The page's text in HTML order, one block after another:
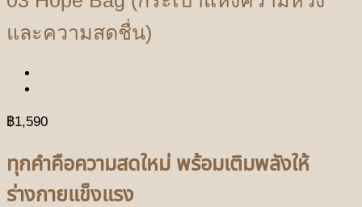
และความสดชื่น)
฿1,590
ทุกคำคือความสดใหม่ พร้อมเติมพลังให้
ร่างกายแข็งแรง